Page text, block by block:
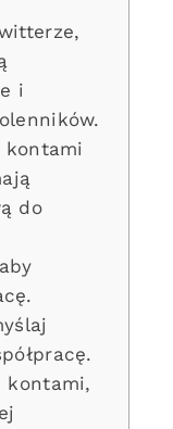
i
kontami
do
kontami,